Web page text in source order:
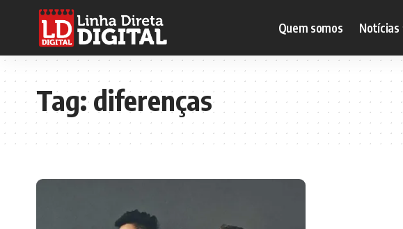
Quem somos Notícias
Tag:diferenças